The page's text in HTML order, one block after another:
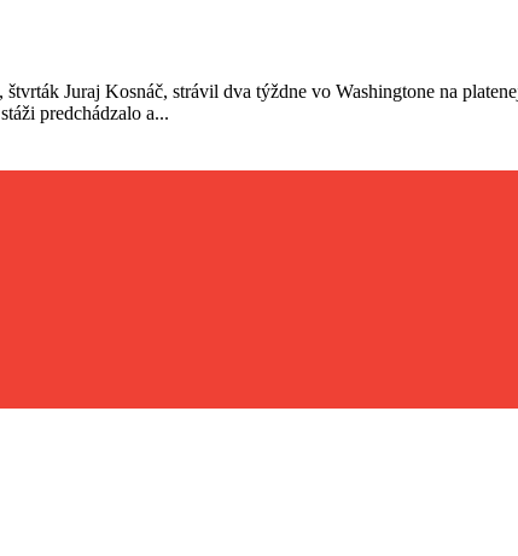
Juraj Kosnáč, strávil dva týždne vo Washingtone na
predchádzalo a...